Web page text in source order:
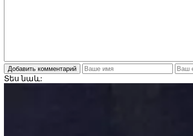
Добавить комментарий
Տեսնաև: